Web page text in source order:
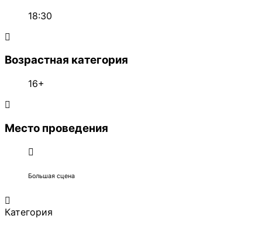
18:30
Возрастная категория
16+
Место проведения
Большая сцена
Категория